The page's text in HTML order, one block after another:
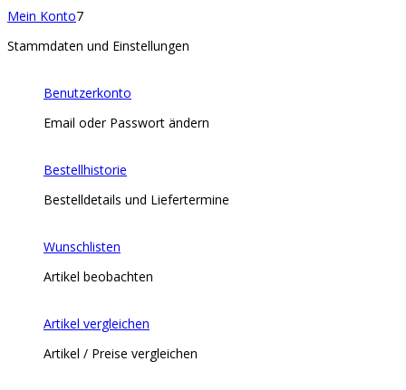
Mein Konto7
Stammdaten und Einstellungen
Benutzerkonto
Email oder Passwort ändern
Bestellhistorie
Bestelldetails und Liefertermine
Wunschlisten
Artikel beobachten
Artikel vergleichen
Artikel / Preise vergleichen